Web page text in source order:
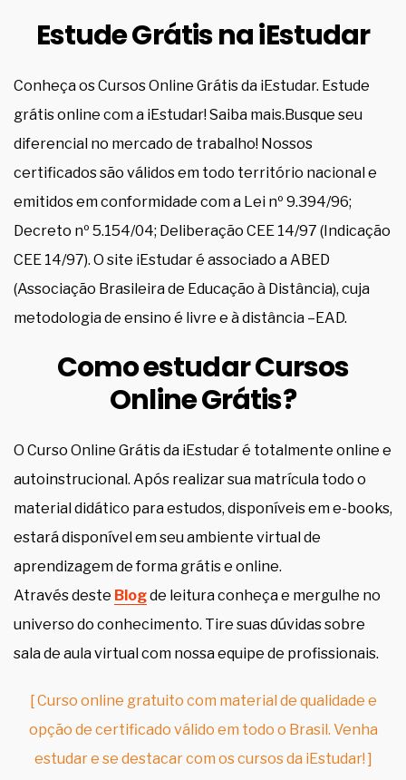
Estude Grátis na iEstudar
Conheça os Cursos Online Grátis da iEstudar. Estude
grátis online com a iEstudar! Saiba mais.Busque seu
diferencial no mercado de trabalho! Nossos
certificados são válidos em todo território nacional e
emitidos em conformidade com a Lei nº 9.394/96;
Decreto nº 5.154/04; Deliberação CEE 14/97 (Indicação
CEE 14/97). O site iEstudar é associado a ABED
(Associação Brasileira de Educação à Distância), cuja
metodologia de ensino é livre e à distância –EAD.
Como estudar Cursos
Online Grátis?
O Curso Online Grátis da iEstudar é totalmente online e
autoinstrucional. Após realizar sua matrícula todo o
material didático para estudos, disponíveis em e-books,
estará disponível em seu ambiente virtual de
aprendizagem de forma grátis e online.
Através deste Blogde leitura conheça e mergulhe no
universo do conhecimento. Tire suas dúvidas sobre
sala de aula virtual com nossa equipe de profissionais.
[ Curso online gratuito com material de qualidade e
opção de certificado válido em todo o Brasil. Venha
estudar e se destacar com os cursos da iEstudar! ]